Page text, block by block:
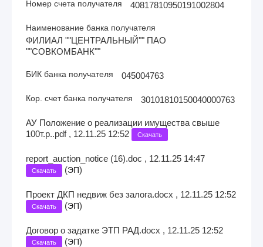
Номер счета получателя 40817810950191002804
Наименование банка получателя
ФИЛИАЛ ""ЦЕНТРАЛЬНЫЙ"" ПАО
""СОВКОМБАНК""
БИК банка получателя 045004763
Кор. счет банка получателя 30101810150040000763
АУ Положение о реализации имущества свыше
100т.р..pdf , 12.11.25 12:52
Скачать
report_auction_notice (16).doc , 12.11.25 14:47
Скачать (ЭП)
Проект ДКП недвиж без залога.docx , 12.11.25 12:52
Скачать (ЭП)
Договор о задатке ЭТП РАД.docx , 12.11.25 12:52
Скачать (ЭП)